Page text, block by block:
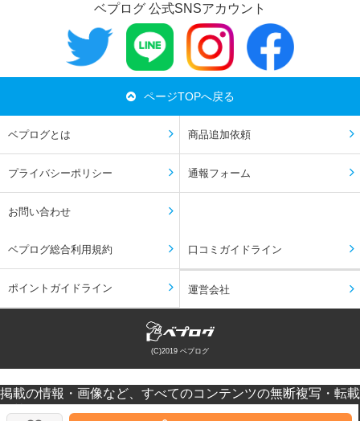
ベプログ 公式SNSアカウント
ページTOPへ戻る
ベプログとは 商品追加依頼
プライバシーポリシー 通報フォーム
お問い合わせ
ベプログ総合利用規約 口コミガイドライン
ポイントガイドライン 運営会社
(C)2019 ベプログ
掲載の情報・画像など、すべてのコンテンツの無断複写・転載
を禁じます。